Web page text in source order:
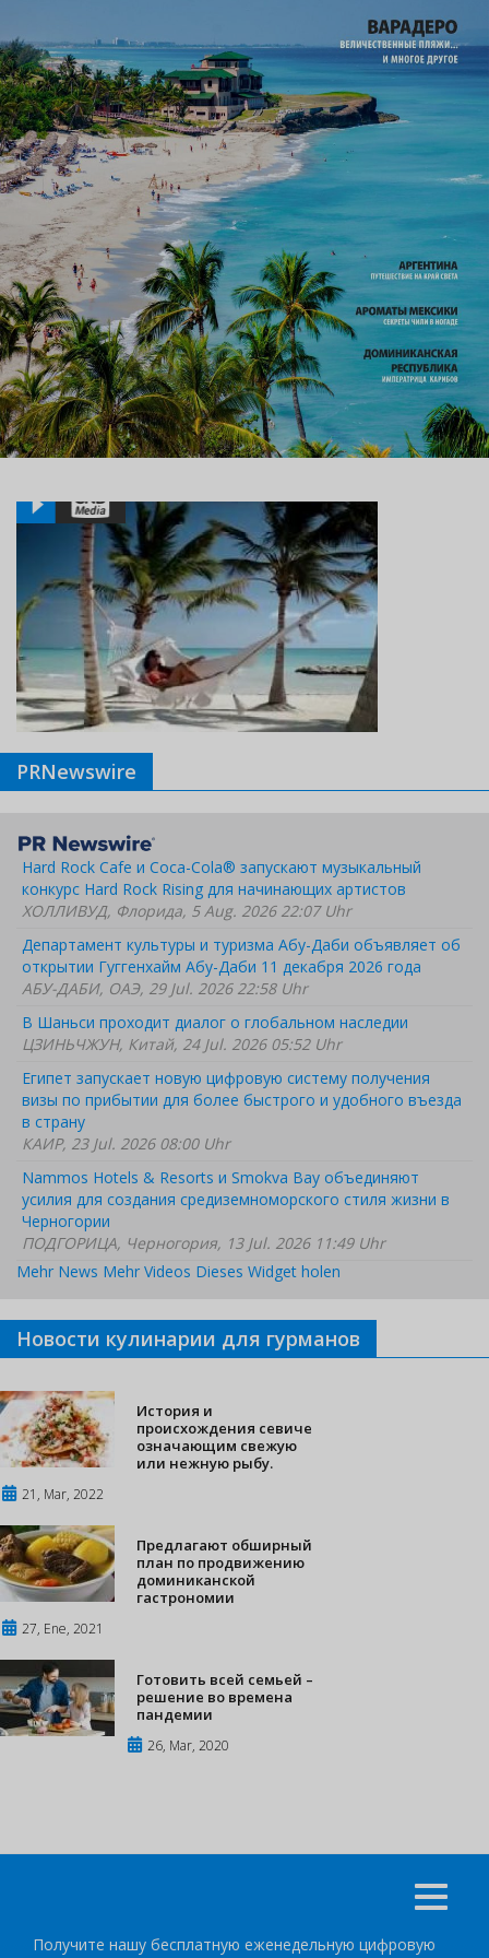
PRNewswire
Hard Rock Cafe и Coca-Cola® запускают музыкальный
конкурс Hard Rock Rising для начинающих артистов
ХОЛЛИВУД, Флорида, 5 Aug. 2026 22:07 Uhr
Департамент культуры и туризма Абу-Даби объявляет об
открытии Гуггенхайм Абу-Даби 11 декабря 2026 года
АБУ-ДАБИ, ОАЭ, 29 Jul. 2026 22:58 Uhr
В Шаньси проходит диалог о глобальном наследии
ЦЗИНЬЧЖУН, Китай, 24 Jul. 2026 05:52 Uhr
Египет запускает новую цифровую систему получения
визы по прибытии для более быстрого и удобного въезда
в страну
КАИР, 23 Jul. 2026 08:00 Uhr
Nammos Hotels & Resorts и Smokva Bay объединяют
усилия для создания средиземноморского стиля жизни в
Черногории
ПОДГОРИЦА, Черногория, 13 Jul. 2026 11:49 Uhr
Mehr News Mehr Videos Dieses Widget holen
Новости кулинарии для гурманов
История и
происхождения севиче
означающим свежую
или нежную рыбу.
21, Mar, 2022
Предлагают обширный
план по продвижению
доминиканской
гастрономии
27, Ene, 2021
Готовить всей семьей –
решение во времена
пандемии
26, Mar, 2020
Получите нашу бесплатную еженедельную цифровую